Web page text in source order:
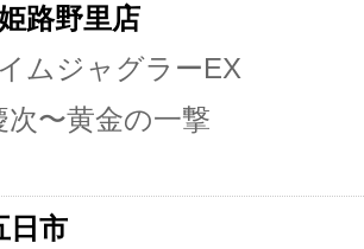
路野里店
ムジャグラーEX
次〜黄金の一撃
日市